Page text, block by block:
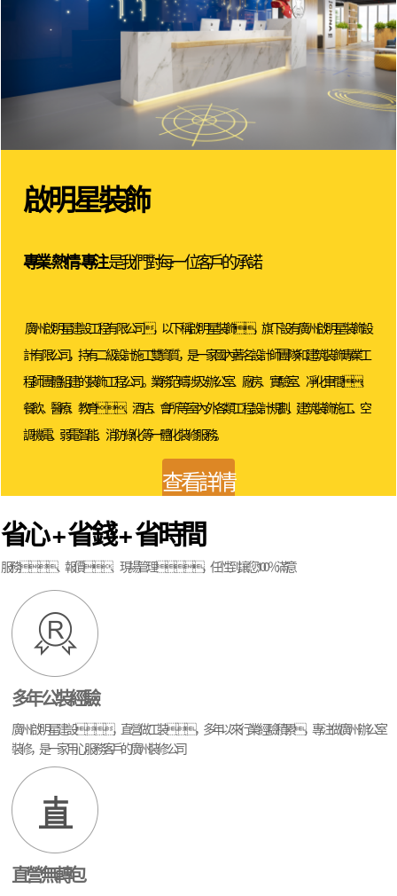
啟明星裝飾
專業 · 熱情 · 專注是我們對每一位客戶的承諾
廣州啟明星建設工程有限公司，以下稱啟明星裝飾，旗下設有廣州啟明星裝飾設
計有限公司，持有二級設計施工雙資質，是一家國內著名設計師團隊和建筑裝飾專業工
程師團體組建的裝飾工程公司。業務范疇涉及辦公室、廠房、實驗室、凈化車間、
餐飲、醫療、教育、酒店、會所等室內外各類工程設計規劃、建筑裝飾施工、空
調機電、弱電智能、消防綠化等一體化裝修服務。
查看詳情
省心 + 省錢 + 省時間
服務、報價、現場管理，任性到讓您100％滿意
多年公裝經驗
廣州啟明星建設，直營做工裝，多年以來行業經驗積累，專注做廣州辦公室
裝修，是一家用心服務客戶的廣州裝修公司
直營無轉包